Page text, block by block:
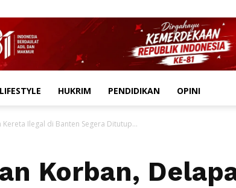
LIFESTYLE HUKRIM PENDIDIKAN OPINI
Ilegal di Banten Segera Ditutup...
Korban,